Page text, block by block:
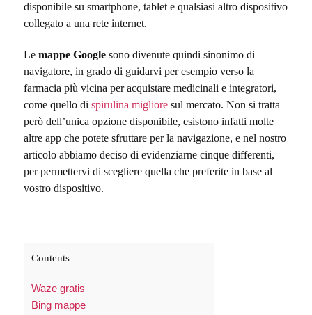
disponibile su smartphone, tablet e qualsiasi altro dispositivo
collegato a una rete internet.
Lemappe Google sono divenute quindi sinonimo di
navigatore, in grado di guidarvi per esempio verso la
farmacia più vicina per acquistare medicinali e integratori,
come quello di spirulina miglioresul mercato. Non si tratta
però dell’unica opzione disponibile, esistono infatti molte
altre app che potete sfruttare per la navigazione, e nel nostro
articolo abbiamo deciso di evidenziarne cinque differenti,
per permettervi di scegliere quella che preferite in base al
vostro dispositivo.
Contents
Waze gratis
Bing mappe